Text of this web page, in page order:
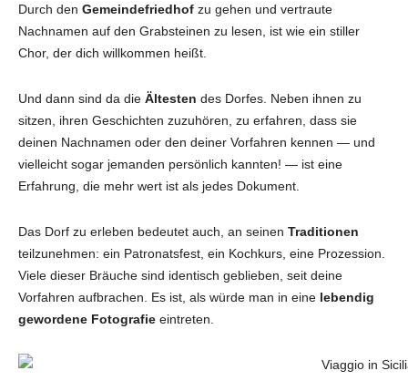
Durch den Gemeindefriedhof zu gehen und vertraute
Nachnamen auf den Grabsteinen zu lesen, ist wie ein stiller
Chor, der dich willkommen heißt.
Und dann sind da die Ältesten des Dorfes. Neben ihnen zu
sitzen, ihren Geschichten zuzuhören, zu erfahren, dass sie
deinen Nachnamen oder den deiner Vorfahren kennen — und
vielleicht sogar jemanden persönlich kannten! — ist eine
Erfahrung, die mehr wert ist als jedes Dokument.
Das Dorf zu erleben bedeutet auch, an seinen Traditionen
teilzunehmen: ein Patronatsfest, ein Kochkurs, eine Prozession.
Viele dieser Bräuche sind identisch geblieben, seit deine
Vorfahren aufbrachen. Es ist, als würde man in eine lebendig
gewordene Fotografie eintreten.